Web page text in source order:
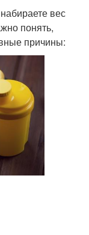
вес
понять,
причины: